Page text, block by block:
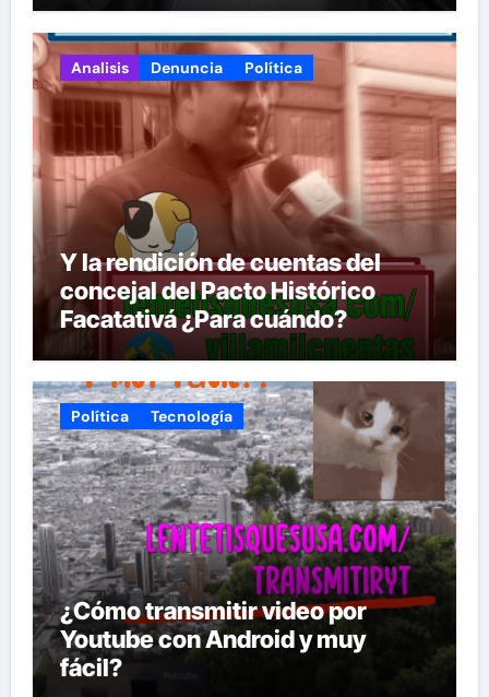
Analisis Denuncia Política
Y la rendición de cuentas del
concejal del Pacto Histórico
Facatativá ¿Para cuándo?
Política Tecnología
¿Cómo transmitir video por
Youtube con Android y muy
fácil?